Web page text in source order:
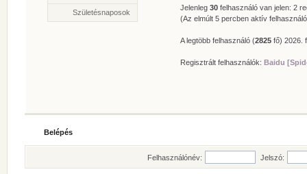
Jelenleg 30 felhasználó van jelen: 2
(Az elmúlt 5 percben aktív
A legtöbb felhasználó (2825 fő) 2026.
Regisztrált felhasználók: Baidu
* Felhasználók száma: 606
* Legújabb regisztrált tagunk:Zolee
Születésnaposok
Belépés
Felhasználónév: Jelszó: